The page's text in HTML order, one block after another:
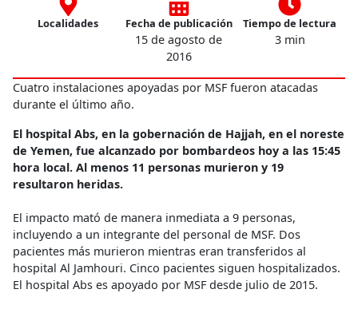
Localidades Fecha de publicación
15 de agosto de
2016
Tiempo de lectura
3 min
Cuatro instalaciones apoyadas por MSF fueron atacadas
durante el último año.
El hospital Abs, en la gobernación de Hajjah, en el noreste
de Yemen, fue alcanzado por bombardeos hoy a las 15:45
hora local. Al menos 11 personas murieron y 19
resultaron heridas.
El impacto mató de manera inmediata a 9 personas,
incluyendo a un integrante del personal de MSF. Dos
pacientes más murieron mientras eran transferidos al
hospital Al Jamhouri. Cinco pacientes siguen hospitalizados.
El hospital Abs es apoyado por MSF desde julio de 2015.